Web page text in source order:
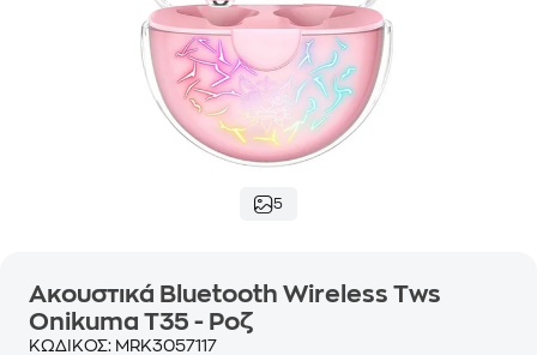
5
Ακουστικά Bluetooth Wireless Tws
Onikuma T35 - Ροζ
ΚΩΔΙΚΟΣ: MRK3057117